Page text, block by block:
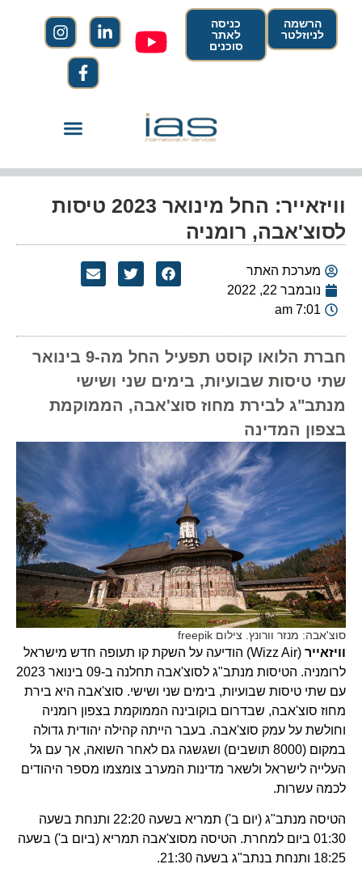
הרשמה
לניוזלטר
כניסה
לאתר
סוכנים
וויזאייר: החל מינואר 2023 טיסות
לסוצ'אבה, רומניה
מערכת האתר
נובמבר 22, 2022
7:01 am
חברת הלואו קוסט תפעיל החל מה-9 בינואר
שתי טיסות שבועיות, בימים שני ושישי
מנתב"ג לבירת מחוז סוצ'אבה, הממוקמת
בצפון המדינה
סוצ'אבה: מנזר וורונץ. צילום freepik
וויזאייר
(Wizz Air) הודיעה על השקת קו תעופה חדש מישראל
לרומניה. הטיסות מנתב"ג לסוצ'אבה תחלנה ב-09 בינואר 2023
עם שתי טיסות שבועיות, בימים שני ושישי. סוצ'אבה היא בירת
מחוז סוצ'אבה, שבדרום בוקובינה הממוקמת בצפון רומניה
וחולשת על עמק סוצ'אבה. בעבר הייתה קהילה יהודית גדולה
במקום (8000 תושבים) ושגשגה גם לאחר השואה, אך עם גל
העלייה לישראל ולשאר מדינות המערב צומצמו מספר היהודים
לכמה עשרות.
הטיסה מנתב"ג (יום ב') תמריא בשעה 22:20 ותנחת בשעה
01:30 ביום למחרת. הטיסה מסוצ'אבה תמריא (ביום ב') בשעה
18:25 ותנחת בנתב"ג בשעה 21:30.